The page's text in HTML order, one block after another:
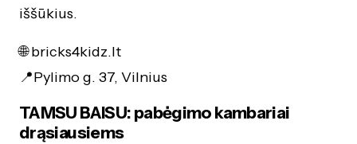
iššūkius.
🌐 bricks4kidz.lt
📍Pylimo g. 37, Vilnius
TAMSU BAISU: pabėgimo kambariai
drąsiausiems